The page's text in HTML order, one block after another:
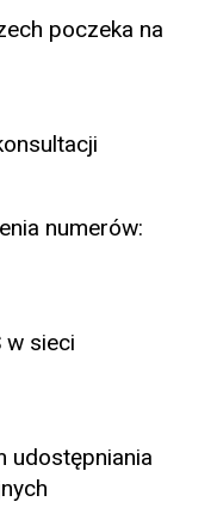
poczeka na
numerów:
w sieci
udostępniania